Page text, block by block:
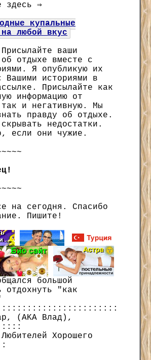
здесь ⇒
купальные
любой вкус
ваши
об отдыхе вместе с
Я опубликую их
Вашими историями в
Присылайте как
информацию от
и негативную. Мы
правду об отдыхе.
недостатки.
если они чужие.
на сегодня. Спасибо
Пишите!
большой
отдохнуть "как
(AKA Влад),
Хорошего